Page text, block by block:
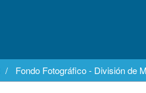
Fondo Fotográfico - División de